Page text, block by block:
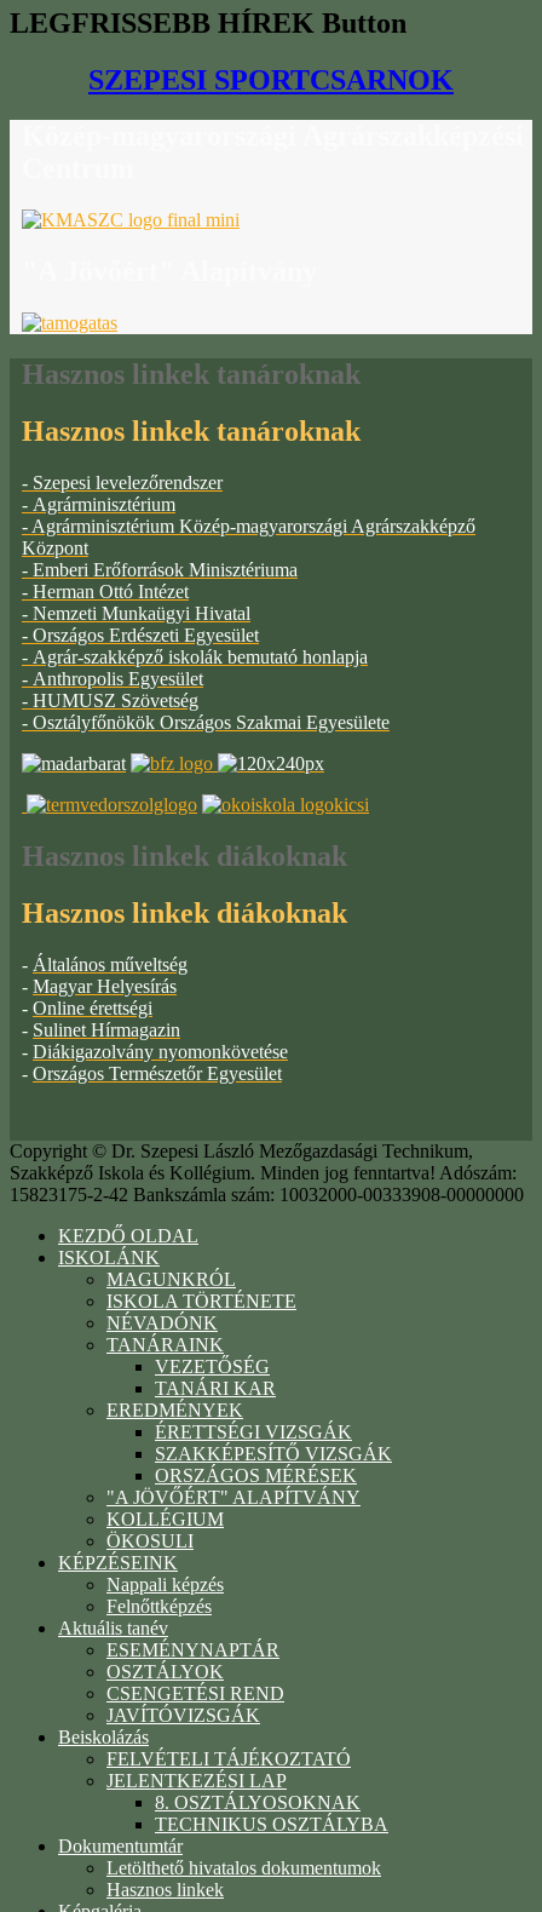
LEGFRISSEBB HÍREK Button
SZEPESI SPORTCSARNOK
Hasznos linkek tanároknak
Hasznos linkek tanároknak
- Szepesi levelezőrendszer
- Agrárminisztérium
- Agrárminisztérium Közép-magyarországi Agrárszakképző
Központ
- Emberi Erőforrások Minisztériuma
- Herman Ottó Intézet
- Nemzeti Munkaügyi Hivatal
- Országos Erdészeti Egyesület
- Agrár-szakképző iskolák bemutató honlapja
- Anthropolis Egyesület
- HUMUSZ Szövetség
- Osztályfőnökök Országos Szakmai Egyesülete
Hasznos linkek diákoknak
Hasznos linkek diákoknak
- Általános műveltség
- Magyar Helyesírás
- Online érettségi
- Sulinet Hírmagazin
- Diákigazolvány nyomonkövetése
- Országos Természetőr Egyesület
Copyright © Dr. Szepesi László Mezőgazdasági Technikum,
Szakképző Iskola és Kollégium. Minden jog fenntartva! Adószám:
15823175-2-42 Bankszámla szám: 10032000-00333908-00000000
KEZDŐ OLDAL
ISKOLÁNK
MAGUNKRÓL
ISKOLA TÖRTÉNETE
NÉVADÓNK
TANÁRAINK
VEZETŐSÉG
TANÁRI KAR
EREDMÉNYEK
ÉRETTSÉGI VIZSGÁK
SZAKKÉPESÍTŐ VIZSGÁK
ORSZÁGOS MÉRÉSEK
"A JÖVŐÉRT" ALAPÍTVÁNY
KOLLÉGIUM
ÖKOSULI
KÉPZÉSEINK
Nappali képzés
Felnőttképzés
Aktuális tanév
ESEMÉNYNAPTÁR
OSZTÁLYOK
CSENGETÉSI REND
JAVÍTÓVIZSGÁK
Beiskolázás
FELVÉTELI TÁJÉKOZTATÓ
JELENTKEZÉSI LAP
8. OSZTÁLYOSOKNAK
TECHNIKUS OSZTÁLYBA
Dokumentumtár
Letölthető hivatalos dokumentumok
Hasznos linkek